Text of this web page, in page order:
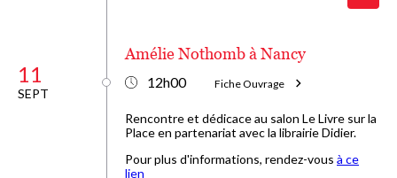
11
SEPT
Amélie Nothomb à Nancy
12h00 Fiche Ouvrage
Rencontre et dédicace au salon Le Livre sur la
Place en partenariat avec la librairie Didier.
Pour plus d'informations, rendez-vous à ce
lien